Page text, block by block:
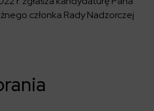
członka Rady Nadzorczej